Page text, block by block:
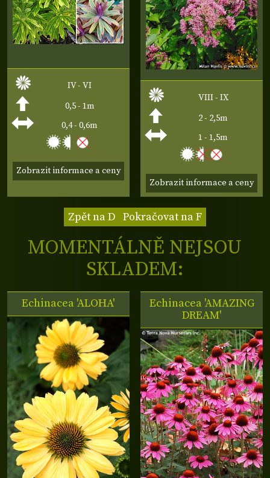
IV - VI
0,5 - 1m
0,4 - 0,6m
Zobrazit informace a ceny
VIII - IX
2 - 2,5m
1 - 1,5m
Zobrazit informace a ceny
Zpět na D Pokračovat na F
MOMENTÁLNĚ NEJSOU
SKLADEM:
Echinacea 'ALOHA'
Echinacea 'AMAZING
DREAM'